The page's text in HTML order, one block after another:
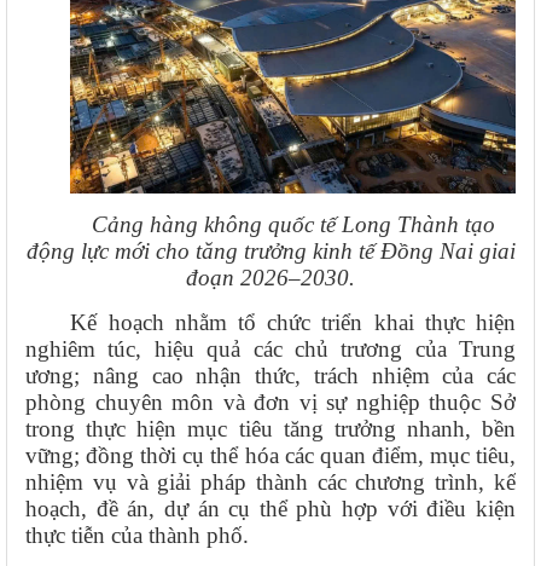
Cảng hàng không quốc tế Long Thành tạo
động lực mới cho tăng trưởng kinh tế Đồng Nai giai
đoạn 2026–2030.
Kế hoạch nhằm tổ chức triển khai thực hiện
nghiêm túc, hiệu quả các chủ trương của Trung
ương; nâng cao nhận thức, trách nhiệm của các
phòng chuyên môn và đơn vị sự nghiệp thuộc Sở
trong thực hiện mục tiêu tăng trưởng nhanh, bền
vững; đồng thời cụ thể hóa các quan điểm, mục tiêu,
nhiệm vụ và giải pháp thành các chương trình, kế
hoạch, đề án, dự án cụ thể phù hợp với điều kiện
thực tiễn của thành phố.